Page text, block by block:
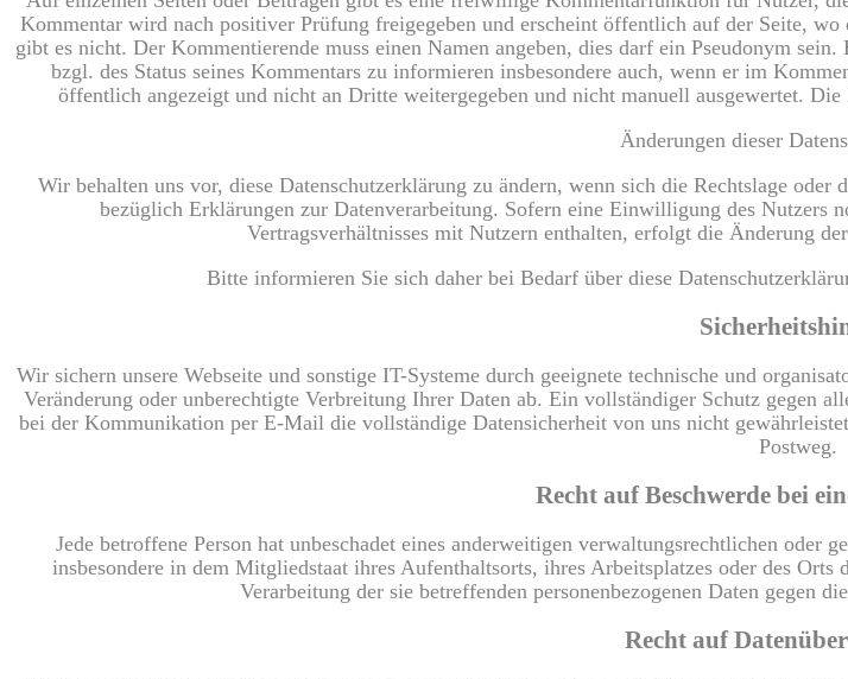
Kommentar wird nach positiver Prüfung freigegeben und erscheint öffentlich auf der Seite,
gibt es nicht. Der Kommentierende muss einen Namen angeben, dies darf ein Pseudonym
bzgl. des Status seines Kommentars zu informieren insbesondere auch, wenn er im
öffentlich angezeigt und nicht an Dritte weitergegeben und nicht manuell ausgewertet.
Änderungen dieser
Wir behalten uns vor, diese Datenschutzerklärung zu ändern, wenn sich die Rechtslage
bezüglich Erklärungen zur Datenverarbeitung. Sofern eine Einwilligung des Nutzers
Vertragsverhältnisses mit Nutzern enthalten, erfolgt die Änderung
Bitte informieren Sie sich daher bei Bedarf über diese
Wir sichern unsere Webseite und sonstige IT-Systeme durch geeignete technische und
Veränderung oder unberechtigte Verbreitung Ihrer Daten ab. Ein vollständiger Schutz
bei der Kommunikation per E-Mail die vollständige Datensicherheit von uns nicht
Postweg.
Recht auf Beschwerde bei
Jede betroffene Person hat unbeschadet eines anderweitigen verwaltungsrechtlichen oder
insbesondere in dem Mitgliedstaat ihres Aufenthaltsorts, ihres Arbeitsplatzes oder des
Verarbeitung der sie betreffenden personenbezogenen Daten gegen
Recht auf